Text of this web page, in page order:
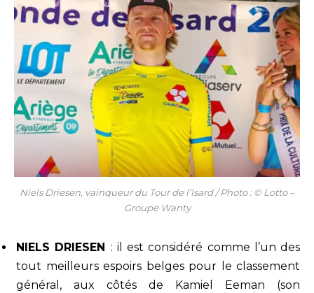
Niels Driesen, vainqueur du Tour de l’Isard / Photo : © Lotto –
Groupe Wanty
NIELS DRIESEN : il est considéré comme l’un des
tout meilleurs espoirs belges pour le classement
général, aux côtés de Kamiel Eeman (son